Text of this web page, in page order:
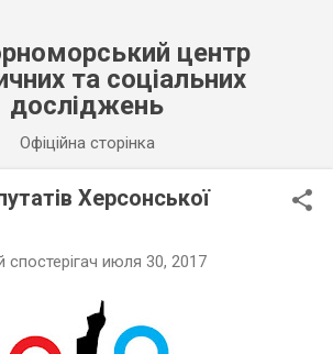
центр
та соціальних
досліджень
Офіційна сторінка
Херсонської
июля 30, 2017